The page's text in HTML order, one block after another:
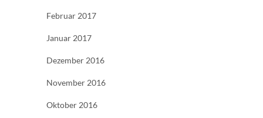
Februar 2017
Januar 2017
Dezember 2016
November 2016
Oktober 2016